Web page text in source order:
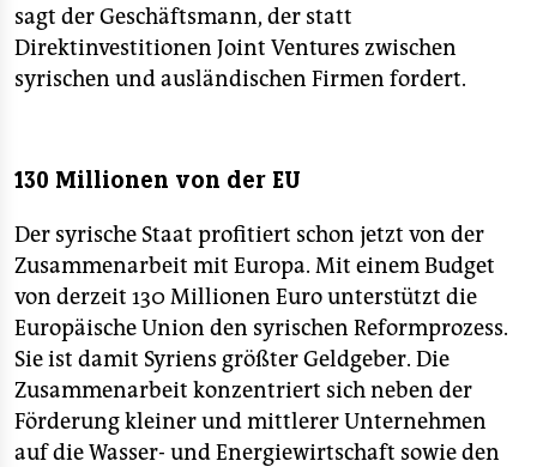
sagt der Geschäftsmann, der statt
Direktinvestitionen Joint Ventures zwischen
syrischen und ausländischen Firmen fordert.
130 Millionen von der EU
Der syrische Staat profitiert schon jetzt von der
Zusammenarbeit mit Europa. Mit einem Budget
von derzeit 130 Millionen Euro unterstützt die
Europäische Union den syrischen Reformprozess.
Sie ist damit Syriens größter Geldgeber. Die
Zusammenarbeit konzentriert sich neben der
Förderung kleiner und mittlerer Unternehmen
auf die Wasser- und Energiewirtschaft sowie den